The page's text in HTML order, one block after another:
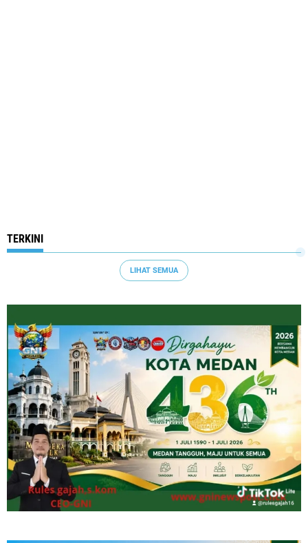
TERKINI
LIHAT SEMUA